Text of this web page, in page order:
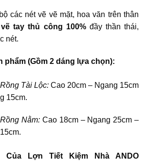
các nét vẽ vẽ mặt, hoa văn trên thân
vẽ tay thủ công 100%đầy thần thái,
nét.
phẩm (Gồm 2 dáng lựa chọn):
Tài Lộc:Cao 20cm – Ngang 15cm
15cm.
Nằm: Cao 18cm – Ngang 25cm –
Của Lợn Tiết Kiệm Nhà ANDO